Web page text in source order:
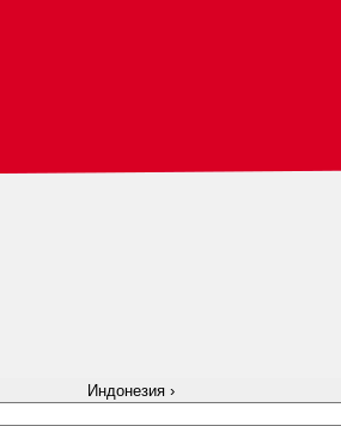
Индонезия ›